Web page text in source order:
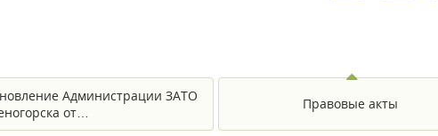
Администрации ЗАТО
от…
Правовые акты